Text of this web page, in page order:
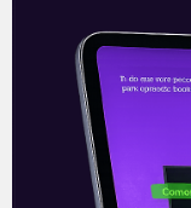
PEC